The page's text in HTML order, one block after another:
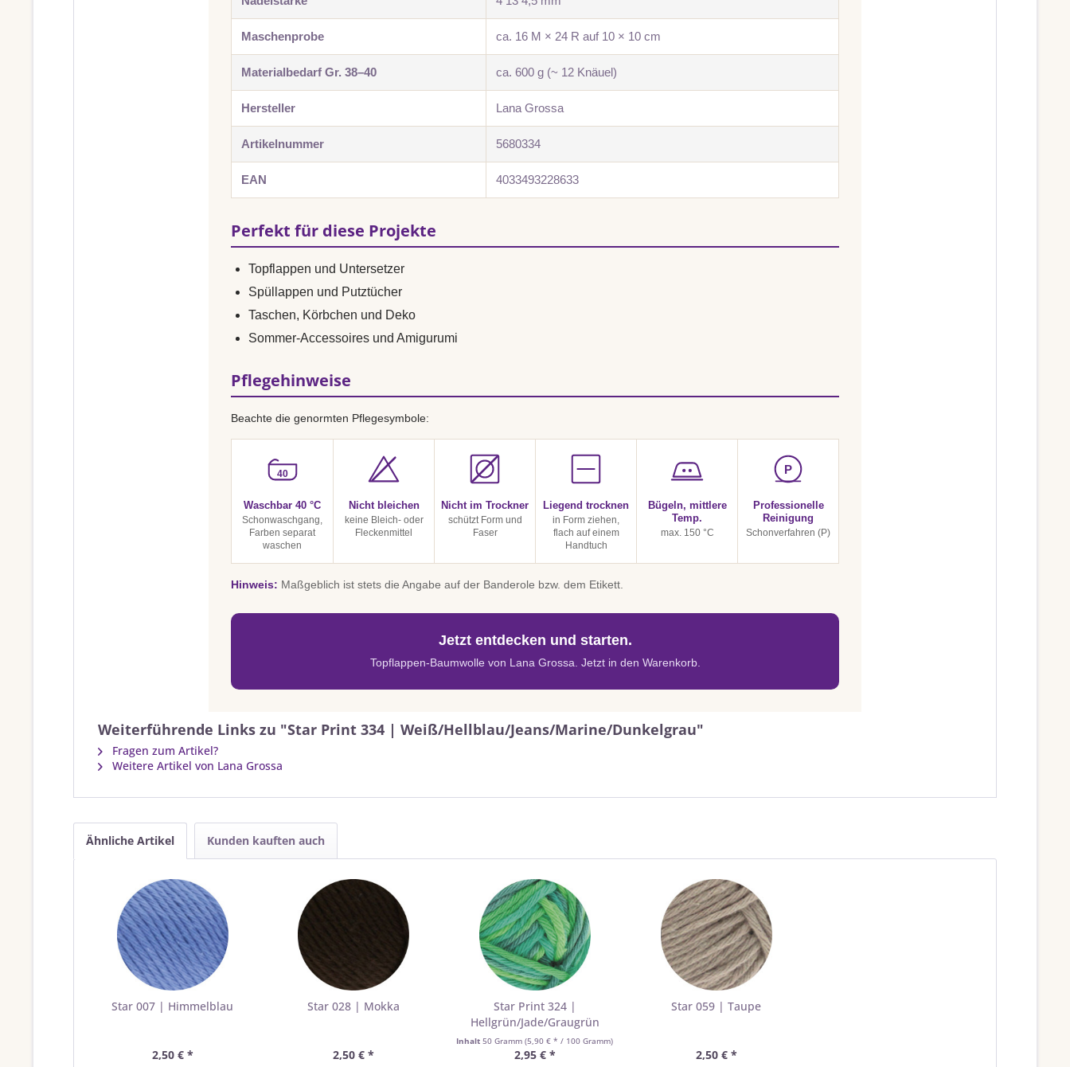
Maschenprobe ca. 16 M × 24 R auf 10 × 10 cm
Materialbedarf Gr. 38–40 ca. 600 g (~ 12 Knäuel)
Hersteller Lana Grossa
Artikelnummer 5680334
EAN 4033493228633
Perfekt für diese Projekte
Topflappen und Untersetzer
Spüllappen und Putztücher
Taschen, Körbchen und Deko
Sommer-Accessoires und Amigurumi
Pflegehinweise
Beachte die genormten Pflegesymbole:
40
Waschbar 40 °C
Schonwaschgang,
Farben separat
waschen
Nicht bleichen
keine Bleich- oder
Fleckenmittel
Nicht im Trockner
schützt Form und
Faser
Liegend trocknen
in Form ziehen,
flach auf einem
Handtuch
Bügeln, mittlere
Temp.
max. 150 °C
P
Professionelle
Reinigung
Schonverfahren (P)
Hinweis: Maßgeblich ist stets die Angabe auf der Banderole bzw. dem Etikett.
Jetzt entdecken und starten.
Topflappen-Baumwolle von Lana Grossa. Jetzt in den Warenkorb.
Weiterführende Links zu "Star Print 334 | Weiß/Hellblau/Jeans/Marine/Dunkelgrau"
Fragen zum Artikel?
Weitere Artikel von Lana Grossa
Ähnliche Artikel Kunden kauften auch
Star 007 | Himmelblau
2,50 € *
Star 028 | Mokka
2,50 € *
Star Print 324 |
Hellgrün/Jade/Graugrün
Inhalt50 Gramm(5,90 € * / 100 Gramm)
2,95 € *
Star 059 | Taupe
2,50 € *